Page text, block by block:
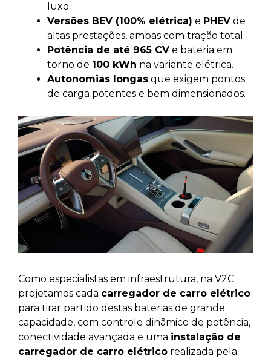
luxo.
Versões BEV (100% elétrica) e PHEV de
altas prestações, ambas com tração total.
Potência de até 965 CV e bateria em
torno de 100 kWh na variante elétrica.
Autonomias longas que exigem pontos
de carga potentes e bem dimensionados.
Como especialistas em infraestrutura, na V2C
projetamos cada carregador de carro elétrico
para tirar partido destas baterias de grande
capacidade, com controle dinâmico de potência,
conectividade avançada e uma instalação de
carregador de carro elétrico realizada pela